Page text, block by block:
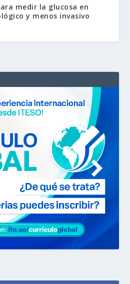
medir la glucosa en
y menos invasivo